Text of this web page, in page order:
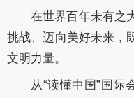
在世界百年未有之
挑战、迈向美好未来，
文明力量。
从“读懂中国”国际